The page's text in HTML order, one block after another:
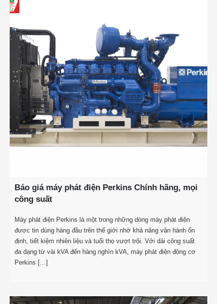
Báo giá máy phát điện Perkins Chính hãng, mọi
công suất
Máy phát điện Perkins là một trong những dòng máy phát điện
được tin dùng hàng đầu trên thế giới nhờ khả năng vận hành ổn
định, tiết kiệm nhiên liệu và tuổi thọ vượt trội. Với dải công suất
đa dạng từ vài kVA đến hàng nghìn kVA, máy phát điện động cơ
Perkins […]